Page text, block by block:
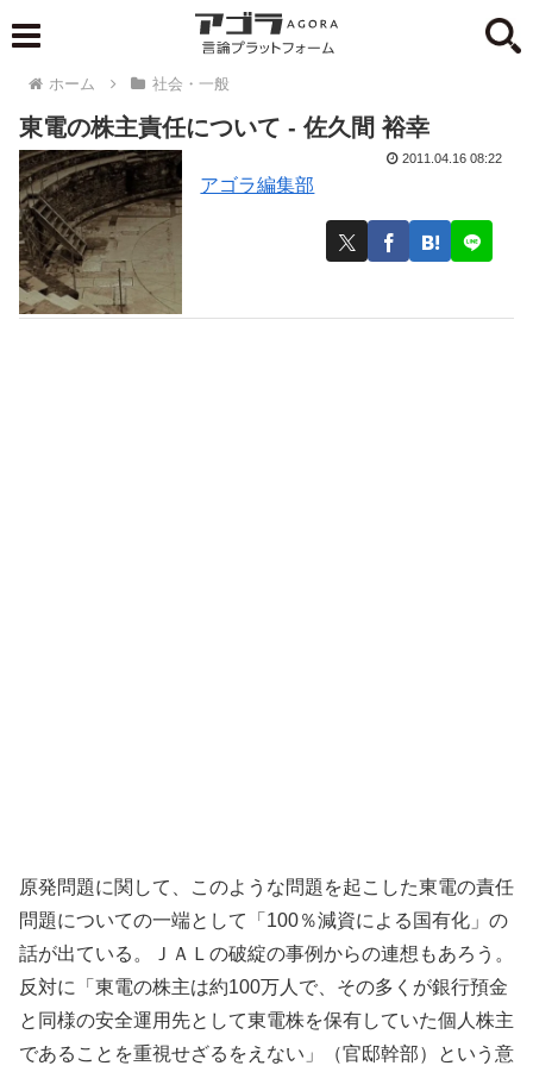
ホーム 社会・一般
東電の株主責任について - 佐久間 裕幸
アゴラ編集部
2011.04.16 08:22
原発問題に関して、このような問題を起こした東電の責任
問題についての一端として「100％減資による国有化」の
話が出ている。ＪＡＬの破綻の事例からの連想もあろう。
反対に「東電の株主は約100万人で、その多くが銀行預金
と同様の安全運用先として東電株を保有していた個人株主
であることを重視せざるをえない」（官邸幹部）という意